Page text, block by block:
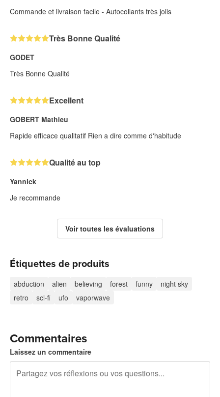
Commande et livraison facile - Autocollants très jolis
Très Bonne Qualité
GODET
Très Bonne Qualité
Excellent
GOBERT Mathieu
Rapide efficace qualitatif Rien a dire comme d'habitude
Qualité au top
Yannick
Je recommande
Voir toutes les évaluations
Étiquettes de produits
abduction alien believing forest funny
night sky
retro
sci-fi ufo vaporwave
Commentaires
Laissez un commentaire